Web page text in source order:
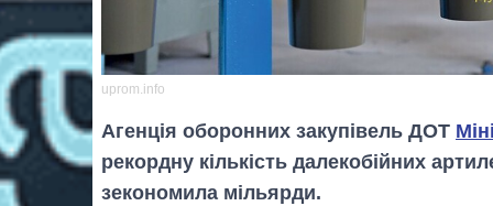
uprom.info
Агенція оборонних закупівель ДОТ
рекордну кількість далекобійних
зекономила мільярди.